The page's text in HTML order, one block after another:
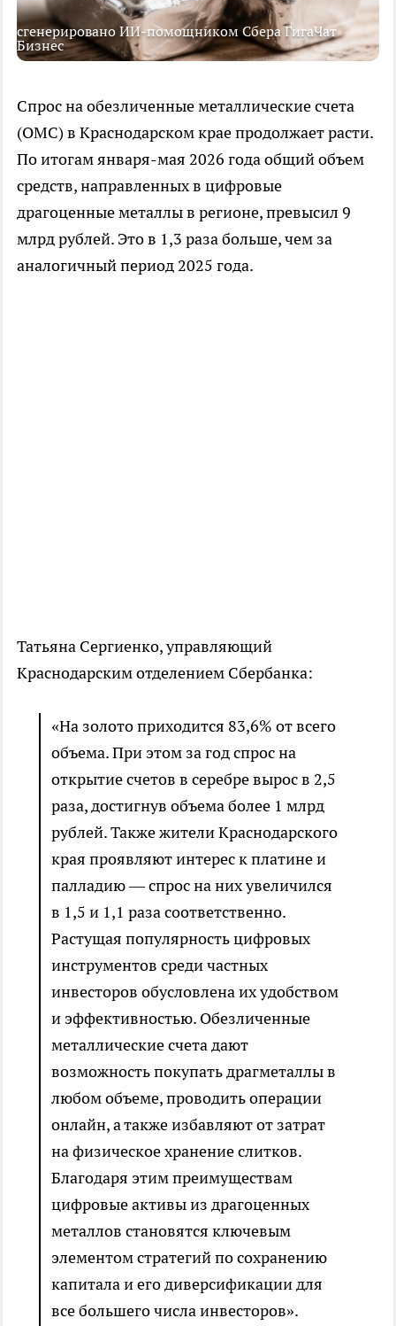
сгенерировано ИИ-помощником Сбера ГигаЧат
Бизнес
Спрос на обезличенные металлические счета
(ОМС) в Краснодарском крае продолжает расти.
По итогам января-мая 2026 года общий объем
средств, направленных в цифровые
драгоценные металлы в регионе, превысил 9
млрд рублей. Это в 1,3 раза больше, чем за
аналогичный период 2025 года.
Татьяна Сергиенко, управляющий
Краснодарским отделением Сбербанка:
«На золото приходится 83,6% от всего
объема. При этом за год спрос на
открытие счетов в серебре вырос в 2,5
раза, достигнув объема более 1 млрд
рублей. Также жители Краснодарского
края проявляют интерес к платине и
палладию — спрос на них увеличился
в 1,5 и 1,1 раза соответственно.
Растущая популярность цифровых
инструментов среди частных
инвесторов обусловлена их удобством
и эффективностью. Обезличенные
металлические счета дают
возможность покупать драгметаллы в
любом объеме, проводить операции
онлайн, а также избавляют от затрат
на физическое хранение слитков.
Благодаря этим преимуществам
цифровые активы из драгоценных
металлов становятся ключевым
элементом стратегий по сохранению
капитала и его диверсификации для
все большего числа инвесторов».